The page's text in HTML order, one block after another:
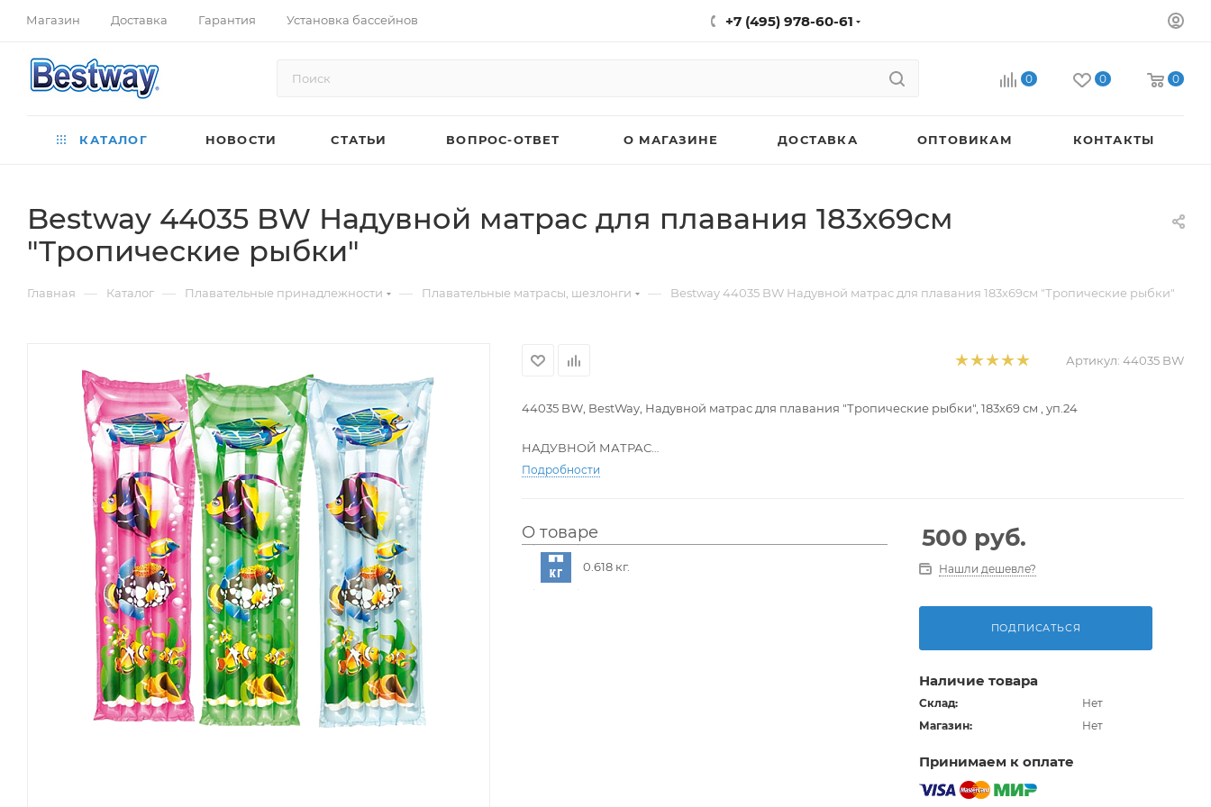
Магазин Доставка Гарантия Установка бассейнов +7 (495) 978-60-61
0 0 0
КАТАЛОГ НОВОСТИ СТАТЬИ ВОПРОС-ОТВЕТ О МАГАЗИНЕ ДОСТАВКА ОПТОВИКАМ КОНТАКТЫ
Bestway 44035 BW Надувной матрас для плавания 183х69см
"Тропические рыбки"
Главная — Каталог — Плавательные принадлежности — Плавательные матрасы, шезлонги — Bestway 44035 BW Надувной матрас для плавания 183х69см "Тропические рыбки"
Артикул: 44035 BW
44035 BW, BestWay, Надувной матрас для плавания "Тропические рыбки", 183х69 см , уп.24
НАДУВНОЙ МАТРАС
* Предохранительные клапаны
* В комплекте ремонтная заплата
В комплект входят: Oдин надувной матрас, ремонтная заплата
Подробности
О товаре
0.618 кг.
500 руб.
Нашли дешевле?
ПОДПИСАТЬСЯ
Наличие товара
Склад:
Нет
Магазин:
Нет
Принимаем к оплате